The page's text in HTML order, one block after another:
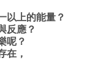
以上的能量？
反應？
呢？
在，